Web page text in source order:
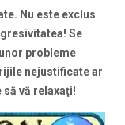
Nu este exclus
Se
probleme
nejustificate ar
să vă relaxaţi!